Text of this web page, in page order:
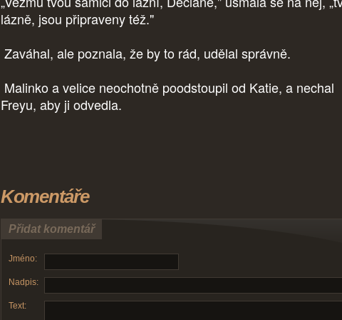
lázně, jsou připraveny též."
Zaváhal, ale poznala, že by to rád, udělal správně.
Malinko a velice neochotně poodstoupil od Katie, a nechal
Freyu, aby ji odvedla.
Komentáře
Přidat komentář
Jméno:
Nadpis:
Text: